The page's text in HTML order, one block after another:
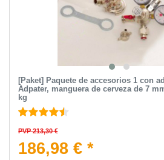
[Paket] Paquete de accesorios 1 con
Adpater, manguera de cerveza de 7
kg
PVP 213,30 €
186,98 € *